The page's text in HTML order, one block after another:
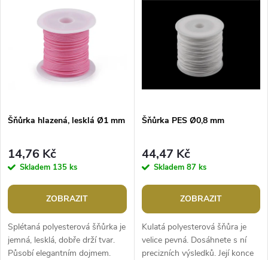
Šňůrka hlazená, lesklá Ø1 mm
14,76 Kč
Skladem 135 ks
ZOBRAZIT
Splétaná polyesterová šňůrka je
jemná, lesklá, dobře drží tvar.
Působí elegantním dojmem.
Šňůrka PES Ø0,8 mm
44,47 Kč
Skladem 87 ks
ZOBRAZIT
Kulatá polyesterová šňůra je
velice pevná. Dosáhnete s ní
precizních výsledků. Její konce